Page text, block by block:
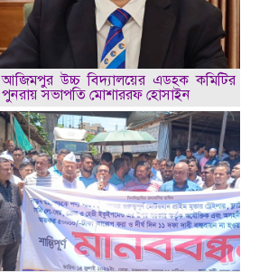
আজিমপুর উচ্চ বিদ্যালয়ের এডহক কমিটির
পুনরায় সভাপতি মোশাররফ হোসাইন